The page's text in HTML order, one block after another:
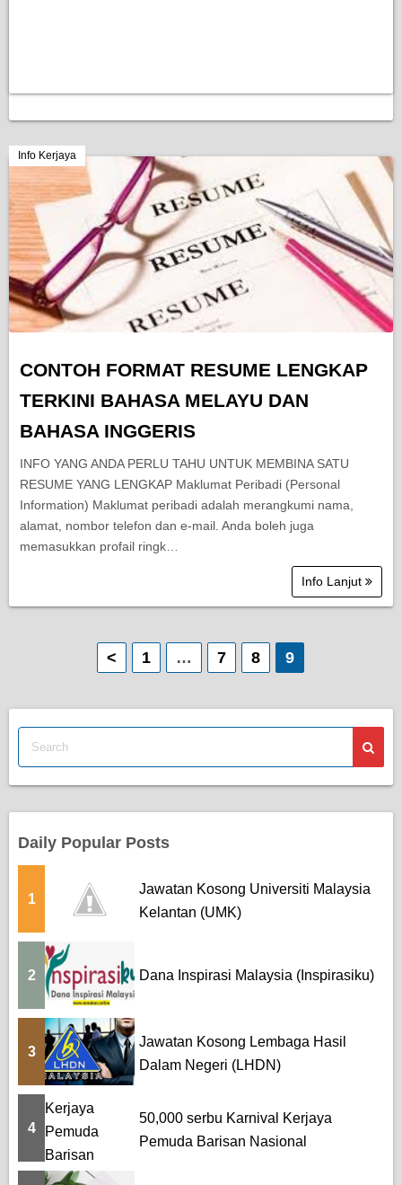
Info Kerjaya
CONTOH FORMAT RESUME LENGKAP
TERKINI BAHASA MELAYU DAN
BAHASA INGGERIS
INFO YANG ANDA PERLU TAHU UNTUK MEMBINA SATU
RESUME YANG LENGKAP Maklumat Peribadi (Personal
Information) Maklumat peribadi adalah merangkumi nama,
alamat, nombor telefon dan e-mail. Anda boleh juga
memasukkan profail ringk…
Info Lanjut
s
p
a
a
< 1 … 7 8 9
Daily Popular Posts
1
Jawatan Kosong Universiti Malaysia
Kelantan (UMK)
2 Dana Inspirasi Malaysia (Inspirasiku)
3
Jawatan Kosong Lembaga Hasil
Dalam Negeri (LHDN)
4
50,000 serbu Karnival Kerjaya
Pemuda Barisan Nasional